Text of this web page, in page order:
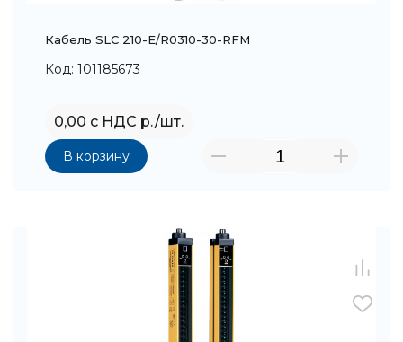
Кабель SLC 210-E/R0310-30-RFM
Код: 101185673
0,00 с НДС р./шт.
В корзину